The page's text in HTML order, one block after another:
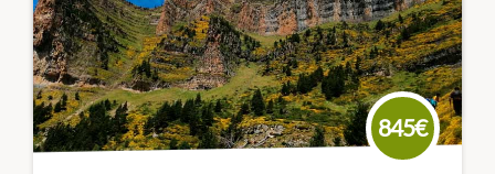
senderismo a las cascadas y lagos más bellos del Pirineo
Francés.
CÓDIGO VIAJE: 007SES
845€